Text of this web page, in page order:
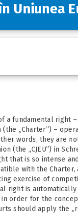
Uniunea
a fundamental right
(the „Charter”) –
words, they are
(the „CJEU”) in
that is so intense
with the
exercise of
right is
order for the
should apply the